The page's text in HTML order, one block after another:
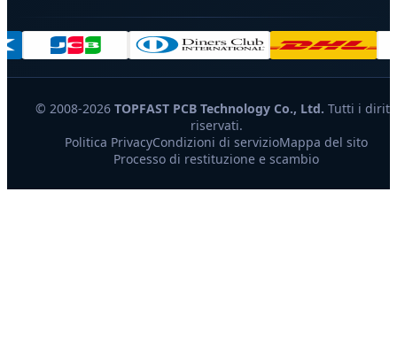
© 2008-2026 TOPFAST PCB Technology Co., Ltd. Tutti i diritti
riservati.
Politica PrivacyCondizioni di servizioMappa del sito
Processo di restituzione e scambio